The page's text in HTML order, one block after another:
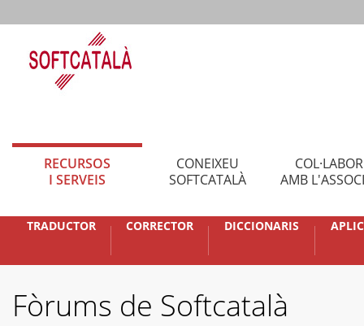
RECURSOS
I SERVEIS
CONEIXEU
SOFTCATALÀ
AMB
TRADUCTOR CORRECTOR DICCIONARIS
Fòrums de Softcatalà